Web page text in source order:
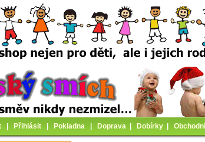
Přihlásit Pokladna Doprava Dobírky